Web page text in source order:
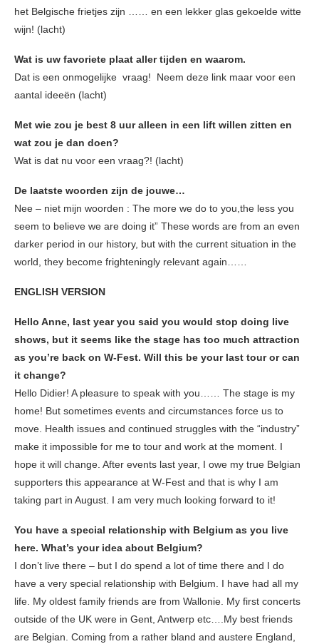
het Belgische frietjes zijn …… en een lekker glas gekoelde witte
wijn! (lacht)
Wat is uw favoriete plaat aller tijden en waarom.
Dat is een onmogelijke vraag! Neem deze link maar voor een
aantal ideeën (lacht)
Met wie zou je best 8 uur alleen in een lift willen zitten en
wat zou je dan doen?
Wat is dat nu voor een vraag?! (lacht)
De laatste woorden zijn de jouwe…
Nee – niet mijn woorden : The more we do to you,the less you
seem to believe we are doing it” These words are from an even
darker period in our history, but with the current situation in the
world, they become frighteningly relevant again……
ENGLISH VERSION
Hello Anne, last year you said you would stop doing live
shows, but it seems like the stage has too much attraction
as you’re back on W-Fest. Will this be your last tour or can
it change?
Hello Didier! A pleasure to speak with you…… The stage is my
home! But sometimes events and circumstances force us to
move. Health issues and continued struggles with the “industry”
make it impossible for me to tour and work at the moment. I
hope it will change. After events last year, I owe my true Belgian
supporters this appearance at W-Fest and that is why I am
taking part in August. I am very much looking forward to it!
You have a special relationship with Belgium as you live
here. What’s your idea about Belgium?
I don’t live there – but I do spend a lot of time there and I do
have a very special relationship with Belgium. I have had all my
life. My oldest family friends are from Wallonie. My first concerts
outside of the UK were in Gent, Antwerp etc….My best friends
are Belgian. Coming from a rather bland and austere England,